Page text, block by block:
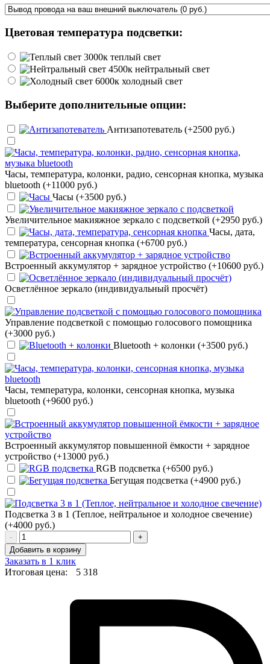
Цветовая температура подсветки:
теплый свет
нейтральный свет
холодный свет
Выберите дополнительные опции:
Антизапотеватель (+2500 руб.)
Часы, температура, колонки, радио, сенсорная кнопка, музыка
bluetooth (+11000 руб.)
Часы (+3500 руб.)
Увеличительное макияжное зеркало с подсветкой (+2950 руб.)
Часы, дата,
температура, сенсорная кнопка (+6700 руб.)
Встроенный аккумулятор + зарядное устройство (+10600 руб.)
Осветлённое зеркало (индивидуальный просчёт)
Управление подсветкой с помощью голосового помощника
(+3000 руб.)
Bluetooth + колонки (+3500 руб.)
Часы, температура, колонки, сенсорная кнопка, музыка
bluetooth (+9600 руб.)
Встроенный аккумулятор повышенной ёмкости + зарядное
устройство (+13000 руб.)
RGB подсветка (+6500 руб.)
Бегущая подсветка (+4900 руб.)
Подсветка 3 в 1 (Теплое, нейтральное и холодное свечение)
(+4000 руб.)
-
+
Добавить в корзину
Заказать в 1 клик
Итоговая цена:
5 318